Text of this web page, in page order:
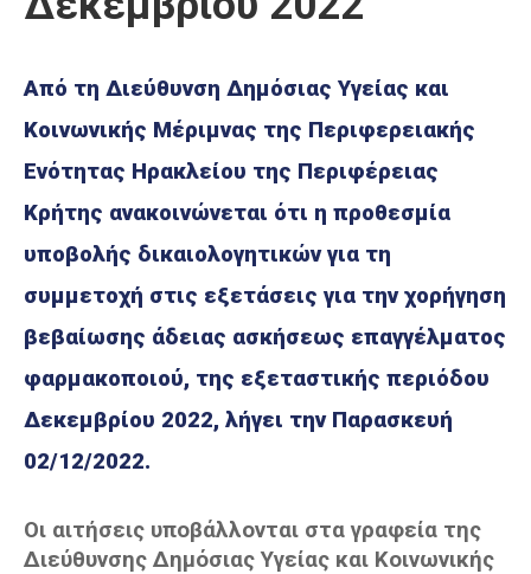
Από τη Διεύθυνση Δημόσιας Υγείας και
Κοινωνικής Μέριμνας της Περιφερειακής
Ενότητας Ηρακλείου της Περιφέρειας
Κρήτης ανακοινώνεται ότι η προθεσμία
υποβολής δικαιολογητικών για τη
συμμετοχή στις εξετάσεις για την χορήγηση
βεβαίωσης άδειας ασκήσεως επαγγέλματος
φαρμακοποιού, της εξεταστικής περιόδου
Δεκεμβρίου 2022, λήγει την Παρασκευή
02/12/2022.
Οι αιτήσεις υποβάλλονται στα γραφεία της
Διεύθυνσης Δημόσιας Υγείας και Κοινωνικής